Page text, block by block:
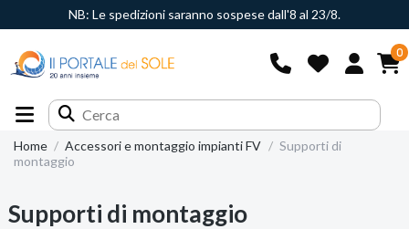
NB: Le spedizioni saranno sospese dall'8 al 23/8.
0
Home Accessori e montaggio impianti FV
Supporti di
montaggio
Supporti di montaggio